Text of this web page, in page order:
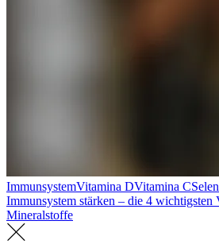
ImmunsystemVitamina DVitamina C
Immunsystem stärken – die 4 wichtigsten
Mineralstoffe